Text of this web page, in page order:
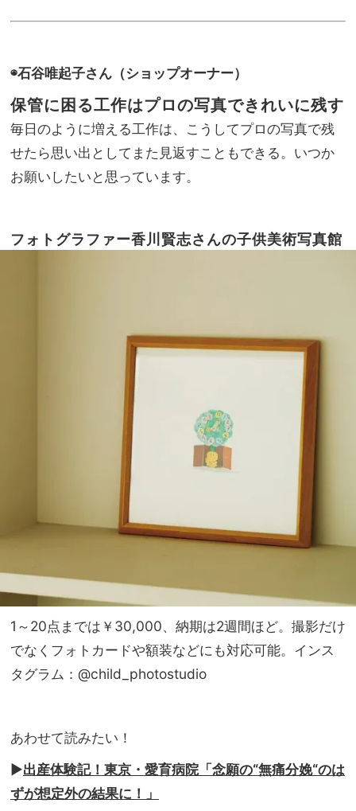
◉石谷唯起子さん（ショップオーナー）
保管に困る工作はプロの写真できれいに残す
毎日のように増える工作は、こうしてプロの写真で残
せたら思い出としてまた見返すこともできる。いつか
お願いしたいと思っています。
フォトグラファー香川賢志さんの子供美術写真館
1～20点までは￥30,000、納期は2週間ほど。撮影だけ
でなくフォトカードや額装などにも対応可能。インス
タグラム：@child_photostudio
あわせて読みたい！
▶︎出産体験記！東京・愛育病院「念願の“無痛分娩“のは
ずが想定外の結果に！」